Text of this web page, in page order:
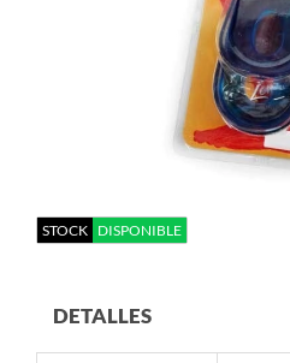
STOCK DISPONIBLE
DETALLES